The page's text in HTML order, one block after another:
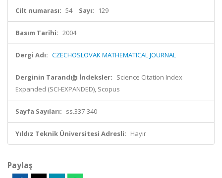
Cilt numarası: 54 Sayı: 129
Basım Tarihi: 2004
Dergi Adı: CZECHOSLOVAK MATHEMATICAL JOURNAL
Derginin Tarandığı İndeksler: Science Citation Index
Expanded (SCI-EXPANDED), Scopus
Sayfa Sayıları: ss.337-340
Yıldız Teknik Üniversitesi Adresli: Hayır
Paylaş